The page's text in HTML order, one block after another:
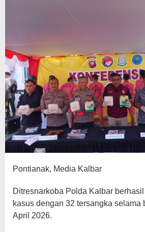
Pontianak, Media Kalbar
Ditresnarkoba Polda Kalbar
kasus dengan 32 tersangka selama
April 2026.